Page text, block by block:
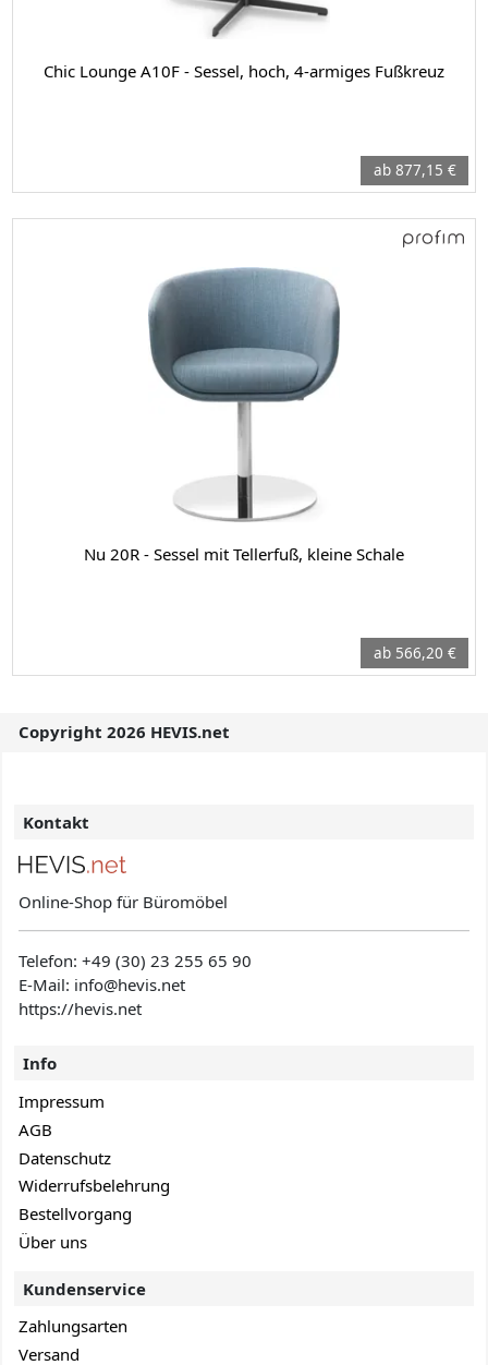
Chic Lounge A10F - Sessel, hoch, 4-armiges Fußkreuz
ab 877,15 €
Nu 20R - Sessel mit Tellerfuß, kleine Schale
ab 566,20 €
Copyright 2026 HEVIS.net
Kontakt
Online-Shop für Büromöbel
Telefon:+49 (30) 23 255 65 90
E-Mail: info@hevis.net
https://hevis.net
Info
Impressum
AGB
Datenschutz
Widerrufsbelehrung
Bestellvorgang
Über uns
Kundenservice
Zahlungsarten
Versand